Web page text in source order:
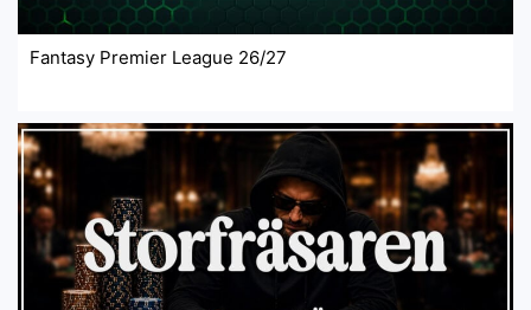
Fantasy Premier League 26/27